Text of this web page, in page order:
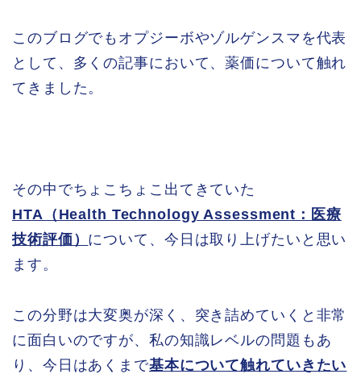
このブログでもオプジーボやゾルゲンスマを代表
として、多くの記事において、薬価について触れ
てきました。
その中でちょこちょこ出てきていた
HTA（Health Technology Assessment：医療
技術評価） について、今日は取り上げたいと思い
ます。
この分野は大変奥が深く、突き詰めていくと非常
に面白いのですが、私の知識レベルの問題もあ
り、今日はあくまで基本について触れていきたい